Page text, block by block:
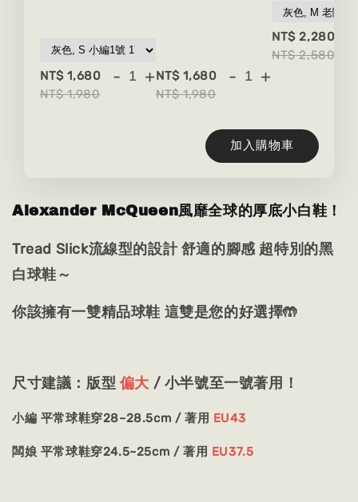
NT$ 1,680
NT$ 1,980
- +NT$ 1,680
NT$ 1,980
- +
NT$ 2,280
NT$ 2,580
加入購物車
Alexander McQueen風靡全球的厚底小白鞋！
Tread Slick流線型的設計 舒適的腳感 超特別的黑
白球鞋～
你該擁有一雙精品球鞋 這雙是您的好選擇🤲
尺寸建議：版型 偏大 / 小半號至一號著用！
小編 平常球鞋穿28~28.5cm / 著用 EU43
闆娘 平常球鞋穿24.5~25cm / 著用 EU37.5